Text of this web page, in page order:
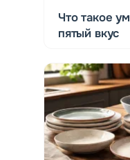
Что такое
пятый вкус